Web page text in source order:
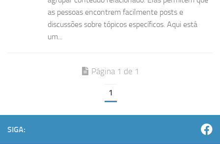
as pessoas encontrem facilmente posts e
discussões sobre tópicos específicos. Aqui está
um...
Página 1 de 1
1
SIGA: